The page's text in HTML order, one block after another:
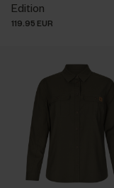
Edition
119.95 EUR